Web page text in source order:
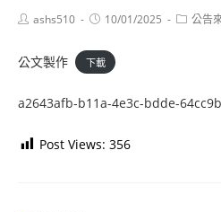
Postashs510
Post10/01/2025
Post公告
公文製作 下載
a2643afb-b11a-4e3c-bdde-
Post Views: 356